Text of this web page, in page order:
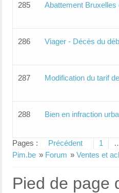
285 Abattement Bruxelles
286 Viager - Décès du
287 Modification du tarif
288 Bien en infraction
Pages : Précédent 1
Pim.be » Forum » Ventes et
Pied de page